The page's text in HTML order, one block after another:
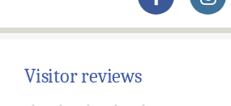
Visitor reviews